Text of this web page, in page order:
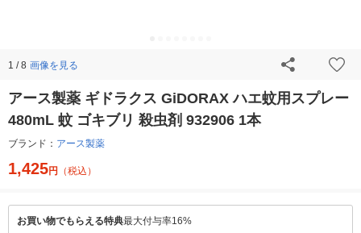
1 / 8 画像を見る
アース製薬 ギドラクス GiDORAX ハエ蚊用スプレー
480mL 蚊 ゴキブリ 殺虫剤 932906 1本
ブランド： アース製薬
1,425円 （税込）
お買い物でもらえる特典最大付与率16%